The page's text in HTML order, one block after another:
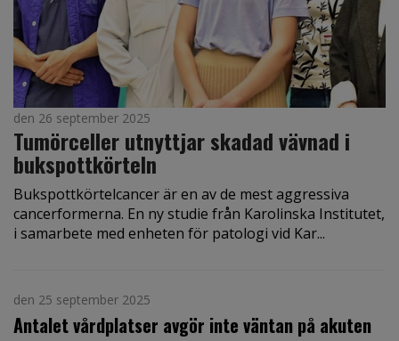
den 26 september 2025
Tumörceller utnyttjar skadad vävnad i
bukspottkörteln
Bukspottkörtelcancer är en av de mest aggressiva
cancerformerna. En ny studie från Karolinska Institutet,
i samarbete med enheten för patologi vid Kar...
den 25 september 2025
Antalet vårdplatser avgör inte väntan på akuten